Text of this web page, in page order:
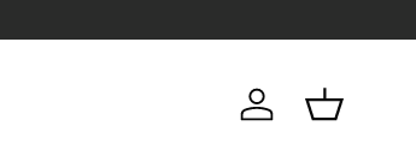
Einloggen